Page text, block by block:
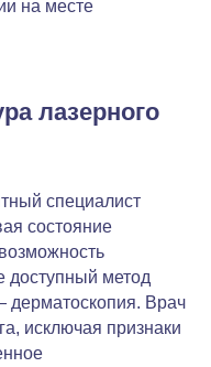
на месте
лазерного
специалист
состояние
доступный метод
дерматоскопия. Врач
исключая признаки